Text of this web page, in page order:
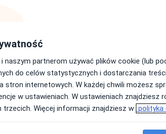
Pokaż profil
naszym partnerom używać plików cookie (lub
do celów statystycznych i dostarczania
stron internetowych. W każdej chwili możesz
w ustawieniach. W ustawieniach znajdziesz
Więcej informacji znajdziesz w polityka